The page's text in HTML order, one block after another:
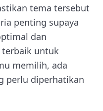
tema tersebut
penting supaya
dan
terbaik untuk
memilih, ada
perlu diperhatikan